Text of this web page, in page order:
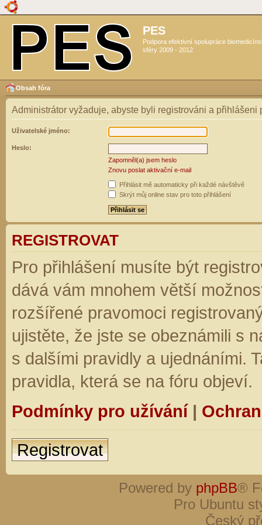
PES
Podpora efektivní spolupráce
sféry 2009 - 2012
Obsah fóra
Administrátor vyžaduje, abyste byli registrováni a přihlášeni
Uživatelské jméno:
Heslo:
Zapomněl(a) jsem heslo
Znovu poslat aktivační e-mail
Přihlásit mě automaticky při každé návštěvě
Skrýt můj online stav pro toto přihlášení
REGISTROVAT
Pro přihlášení musíte být
dává vám mnohem větší
rozšířené pravomoci
ujistěte, že jste se obeznámili s
s dalšími pravidly a ujednáními.
pravidla, která se na fóru objeví.
Podmínky pro užívání|
Registrovat
Powered by phpBB®
Pro Ubuntu
Český